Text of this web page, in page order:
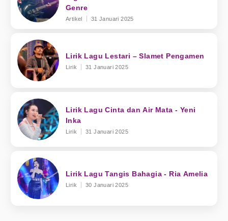
Genre
Artikel 31 Januari 2025
Lirik Lagu Lestari – Slamet Pengamen
Lirik 31 Januari 2025
Lirik Lagu Cinta dan Air Mata - Yeni
Inka
Lirik 31 Januari 2025
Lirik Lagu Tangis Bahagia - Ria Amelia
Lirik 30 Januari 2025